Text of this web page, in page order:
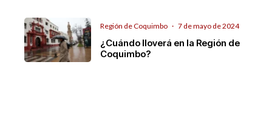
Región de Coquimbo · 7 de mayo de 2024
¿Cuándo lloverá en la Región de
Coquimbo?